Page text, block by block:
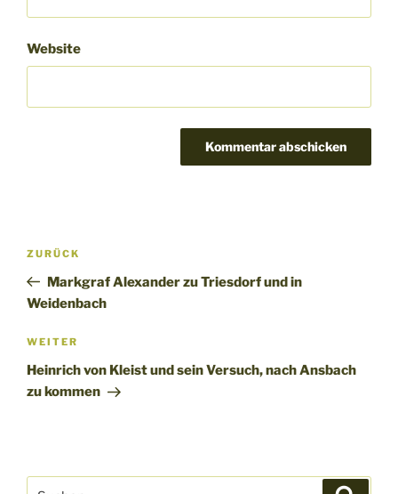
Website
Beitragsnavigation
Vorheriger
Beitrag
ZURÜCK
Markgraf Alexander zu Triesdorf und in
Weidenbach
Nächster
Beitrag
WEITER
Heinrich von Kleist und sein Versuch, nach Ansbach
zu kommen